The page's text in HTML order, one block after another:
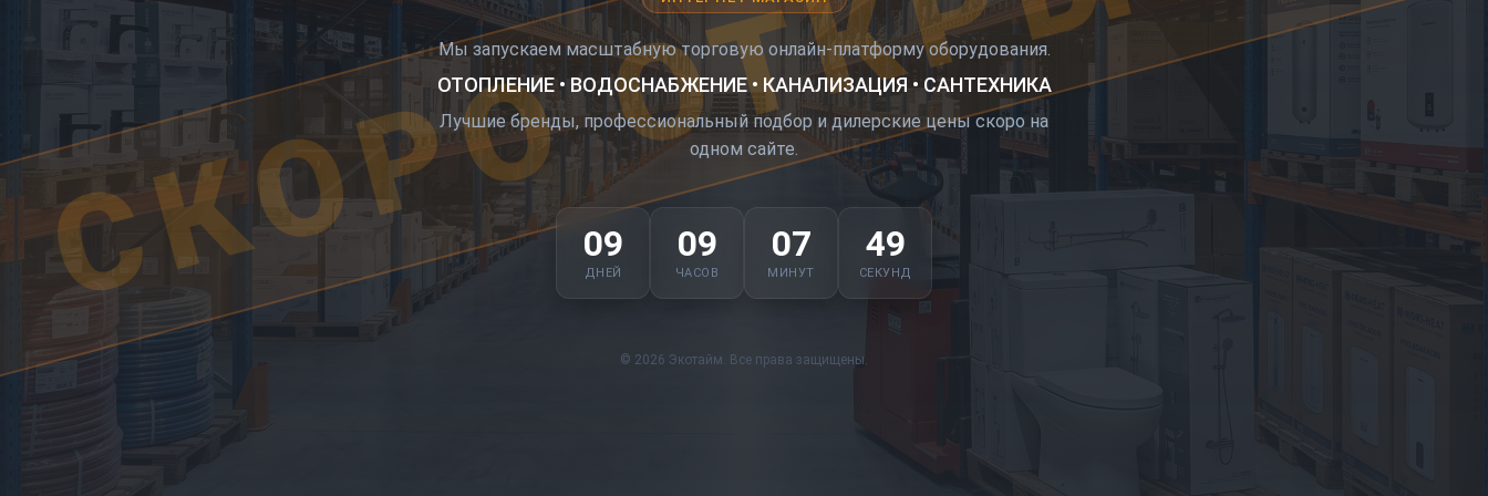
Мы запускаем масштабную торговую онлайн-платформу оборудования.
ОТОПЛЕНИЕ • ВОДОСНАБЖЕНИЕ • КАНАЛИЗАЦИЯ • САНТЕХНИКА
Лучшие бренды, профессиональный подбор и дилерские цены скоро на
одном сайте.
09
ДНЕЙ
09
ЧАСОВ
07
МИНУТ
48
СЕКУНД
© 2026 Экотайм. Все права защищены.